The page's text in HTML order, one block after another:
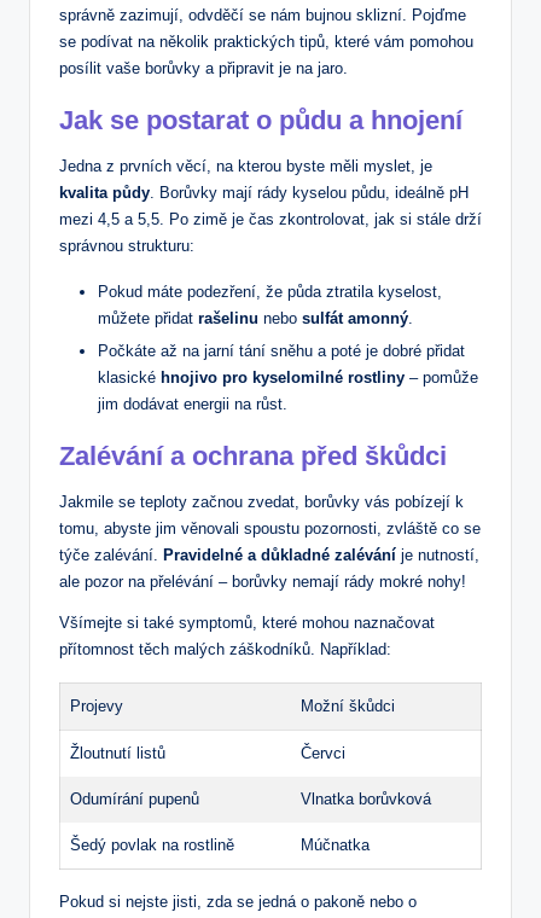
správně zazimují,⁢ odvděčí ⁢se nám bujnou sklizní. ‍Pojďme
se podívat na několik praktických tipů, které vám pomohou
⁢posílit vaše borůvky a připravit⁢ je na jaro.
Jak se postarat o půdu a hnojení
Jedna z prvních věcí, na kterou byste ​měli myslet,⁣ je
kvalita půdy. Borůvky mají rády kyselou půdu, ideálně pH
mezi 4,5 a 5,5. Po zimě je čas zkontrolovat, ‍jak si‍ stále drží
správnou strukturu:
Pokud máte podezření, že půda ztratila kyselost,
můžete přidat rašelinu nebo sulfát amonný.
Počkáte až na jarní ​tání sněhu a poté je dobré přidat
klasické hnojivo pro kyselomilné rostliny – pomůže
jim dodávat energii na růst.
Zalévání a ochrana před škůdci
Jakmile se teploty začnou zvedat, borůvky vás pobízejí k
tomu, abyste jim věnovali spoustu pozornosti, ‌zvláště co se
týče zalévání.​ Pravidelné a důkladné zalévání je nutností,
ale pozor na přelévání – borůvky nemají rády mokré nohy!
Všímejte si také symptomů,⁣ které mohou naznačovat
přítomnost⁢ těch malých záškodníků. Například:
Projevy Možní škůdci
Žloutnutí listů Červci
Odumírání pupenů Vlnatka borůvková
Šedý povlak na rostlině Múčnatka
Pokud si nejste jisti, zda se jedná o pakoně nebo o⁤